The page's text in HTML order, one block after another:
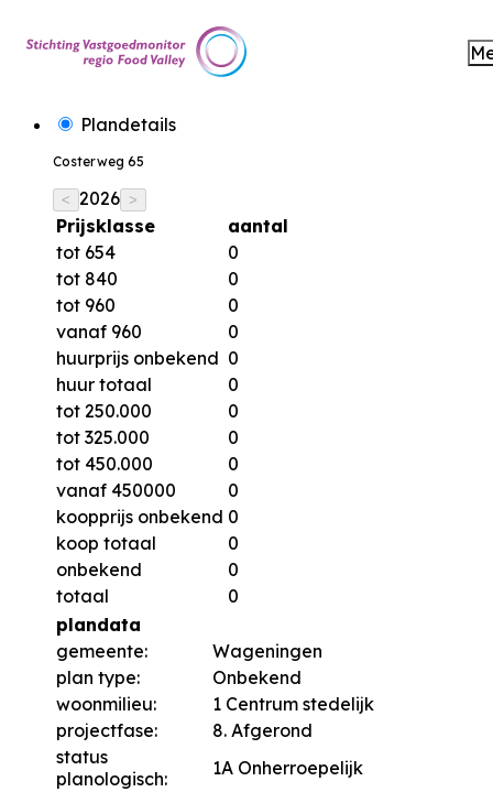
Plandetails
Costerweg 65
< 2026 >
Prijsklasse
aantal
tot 654
0
tot 840
0
tot 960
0
vanaf 960
0
huurprijs onbekend 0
huur totaal
0
tot 250.000
0
tot 325.000
0
tot 450.000
0
vanaf 450000
0
koopprijs onbekend 0
koop totaal
0
onbekend
0
totaal
0
plandata
gemeente:
Wageningen
plan type:
Onbekend
woonmilieu:
1 Centrum stedelijk
projectfase:
8. Afgerond
status
planologisch:
1A Onherroepelijk